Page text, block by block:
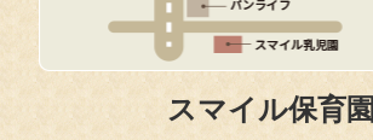
スマイル保育園